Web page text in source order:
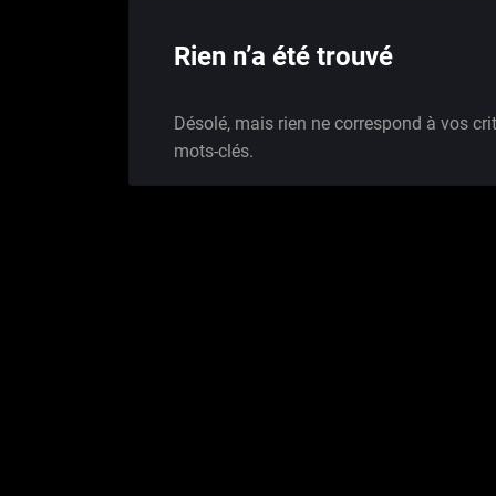
Rien n’a été trouvé
Désolé, mais rien ne correspond à vos
mots-clés.